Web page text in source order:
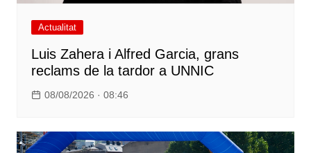
Actualitat
Luis Zahera i Alfred Garcia, grans
reclams de la tardor a UNNIC
08/08/2026 · 08:46